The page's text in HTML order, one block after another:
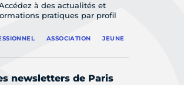
à des actualités et
pratiques par profil
ASSOCIATION JEUNE
newsletters de Paris